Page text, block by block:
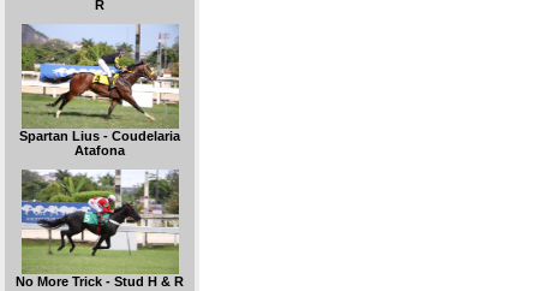
R
Spartan Lius - Coudelaria
Atafona
No More Trick - Stud H & R